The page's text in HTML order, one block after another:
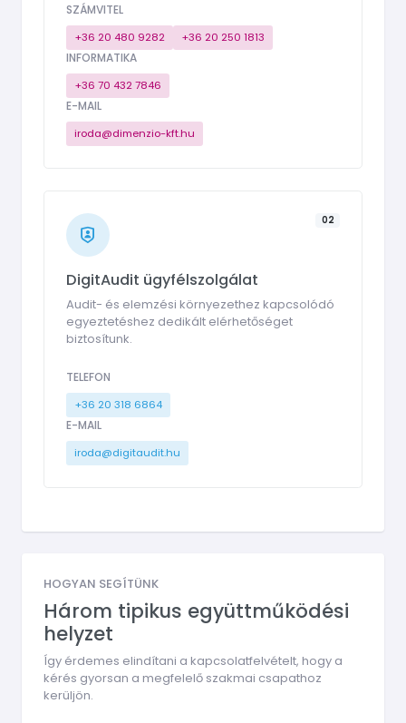
SZÁMVITEL
+36 20 480 9282 +36 20 250 1813
INFORMATIKA
+36 70 432 7846
E-MAIL
iroda@dimenzio-kft.hu
02
DigitAudit ügyfélszolgálat
Audit- és elemzési környezethez kapcsolódó
egyeztetéshez dedikált elérhetőséget
biztosítunk.
TELEFON
+36 20 318 6864
E-MAIL
iroda@digitaudit.hu
HOGYAN SEGÍTÜNK
Három tipikus együttműködési
helyzet
Így érdemes elindítani a kapcsolatfelvételt, hogy a
kérés gyorsan a megfelelő szakmai csapathoz
kerüljön.